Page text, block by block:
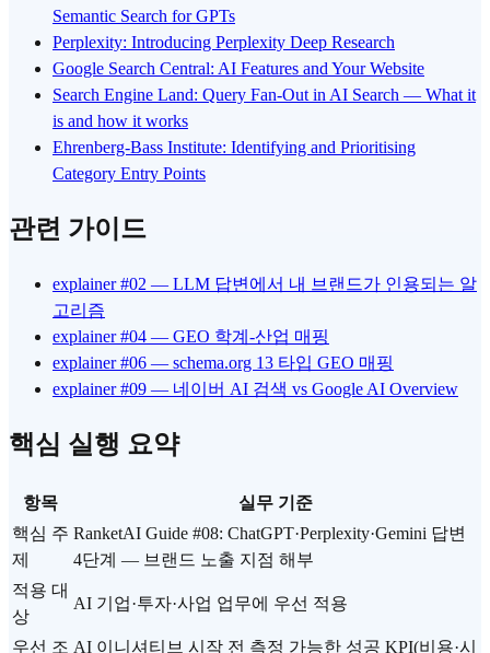
Semantic Search for GPTs
Perplexity: Introducing Perplexity Deep Research
Google Search Central: AI Features and Your Website
Search Engine Land: Query Fan-Out in AI Search — What it
is and how it works
Ehrenberg-Bass Institute: Identifying and Prioritising
Category Entry Points
관련 가이드
explainer #02 — LLM 답변에서 내 브랜드가 인용되는 알
고리즘
explainer #04 — GEO 학계-산업 매핑
explainer #06 — schema.org 13 타입 GEO 매핑
explainer #09 — 네이버 AI 검색 vs Google AI Overview
핵심 실행 요약
항목
실무 기준
핵심 주
제
RanketAI Guide #08: ChatGPT·Perplexity·Gemini 답변
4단계 — 브랜드 노출 지점 해부
적용 대
상
AI 기업·투자·사업 업무에 우선 적용
우선 조 AI 이니셔티브 시작 전 측정 가능한 성공 KPI(비용·시